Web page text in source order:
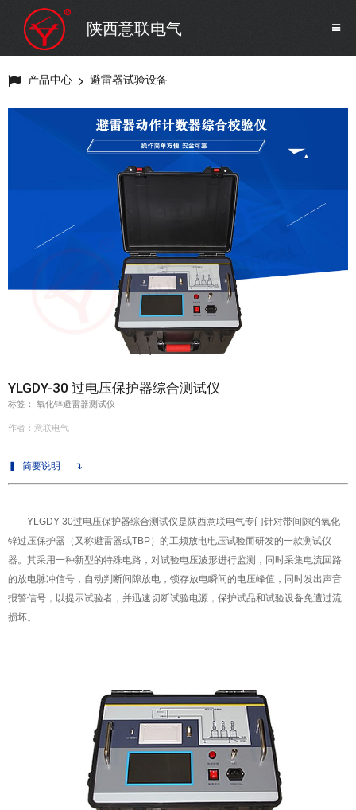
继电保护/互感器试验设备
蓄电池测试仪器/直流系统
自动化
修试辅助设备
陕西意联电气
产品中心 避雷器试验设备
YLGDY-30 过电压保护器综合测试仪
标签： 氧化锌避雷器测试仪
作者：意联电气
简要说明 ↴
YLGDY-30过电压保护器综合测试仪是陕西意联电气专门针对带间隙的氧化
锌过压保护器（又称避雷器或TBP）的工频放电电压试验而研发的一款测试仪
器。其采用一种新型的特殊电路，对试验电压波形进行监测，同时采集电流回路
的放电脉冲信号，自动判断间隙放电，锁存放电瞬间的电压峰值，同时发出声音
报警信号，以提示试验者，并迅速切断试验电源，保护试品和试验设备免遭过流
损坏。